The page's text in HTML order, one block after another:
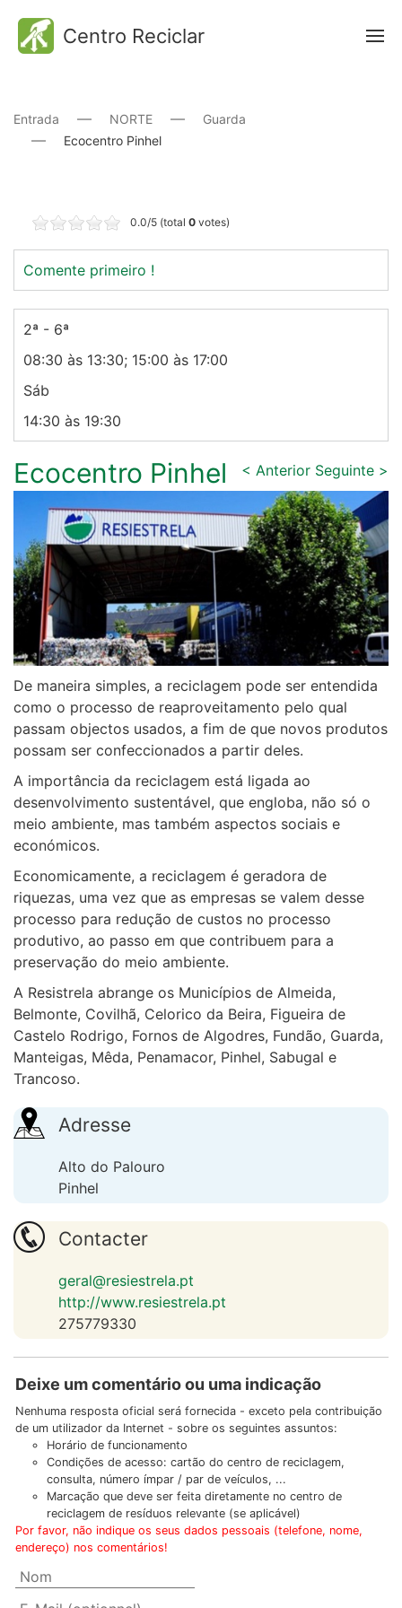
Centro Reciclar
Entrada NORTE
Guarda
Ecocentro Pinhel
0.0/5 (total 0 votes)
Comente primeiro !
2ª - 6ª
08:30 às 13:30; 15:00 às 17:00
Sáb
14:30 às 19:30
Ecocentro Pinhel < Anterior Seguinte >
De maneira simples, a reciclagem pode ser entendida
como o processo de reaproveitamento pelo qual
passam objectos usados, a fim de que novos produtos
possam ser confeccionados a partir deles.
A importância da reciclagem está ligada ao
desenvolvimento sustentável, que engloba, não só o
meio ambiente, mas também aspectos sociais e
económicos.
Economicamente, a reciclagem é geradora de
riquezas, uma vez que as empresas se valem desse
processo para redução de custos no processo
produtivo, ao passo em que contribuem para a
preservação do meio ambiente.
A Resistrela abrange os Municípios de Almeida,
Belmonte, Covilhã, Celorico da Beira, Figueira de
Castelo Rodrigo, Fornos de Algodres, Fundão, Guarda,
Manteigas, Mêda, Penamacor, Pinhel, Sabugal e
Trancoso.
Adresse
Alto do Palouro
Pinhel
Contacter
geral@resiestrela.pt
http://www.resiestrela.pt
275779330
Deixe um comentário ou uma indicação
Nenhuma resposta oficial será fornecida - exceto pela contribuição
de um utilizador da Internet - sobre os seguintes assuntos:
Horário de funcionamento
Condições de acesso: cartão do centro de reciclagem,
consulta, número ímpar / par de veículos, ...
Marcação que deve ser feita diretamente no centro de
reciclagem de resíduos relevante (se aplicável)
Por favor, não indique os seus dados pessoais (telefone, nome,
endereço) nos comentários!